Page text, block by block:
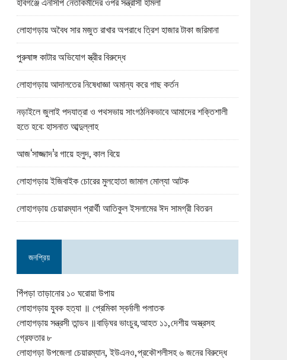
লোহাগড়ায় অবৈধ সার মজুত রাখার অপরাধে ত্রিশ হাজার টাকা জরিমানা
পুরুষাঙ্গ কাটার অভিযোগ স্ত্রীর বিরুদ্ধে
লোহাগড়ায় আদালতের নিষেধাজ্ঞা অমান্য করে গাছ কর্তন
নড়াইলে জুলাই পদযাত্রা ও পথসভায় সাংগঠনিকভাবে আমাদের শক্তিশালী
হতে হবে: হাসনাত আব্দুল্লাহ
আজ‘সাজ্জাদ’র গায়ে হলুদ, কাল বিয়ে
লোহাগড়ায় ইজিবাইক চোরের মুলহোতা জামাল মোল্যা আটক
লোহাগড়ায় চেয়ারম্যান প্রার্থী আতিকুল ইসলামের ঈদ সামগ্রী বিতরন
জনপ্রিয়
পিঁপড়া তাড়ানোর ১০ ঘরোয়া উপায়
লোহাগড়ায় যুবক হত্যা ॥ প্রেমিকা স্বর্নালী পলাতক
লোহাগড়ায় সন্ত্রসী তান্ডব ॥বাড়িঘর ভাংচুর,আহত ১১,দেশীয় অস্ত্রসহ
গ্রেফতার ৮
লোহাগড়া উপজেলা চেয়ারম্যান, ইউএনও,প্রকৌশলীসহ ৬ জনের বিরুদ্ধে